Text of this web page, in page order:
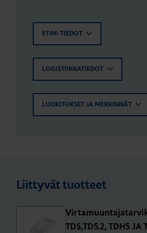
ETIM-TIEDOT
LOGISTIIKKATIEDOT
LUOKITUKSET JA MERKINNÄT
Liittyvät tuotteet
TD5,TD5.2, TDH5